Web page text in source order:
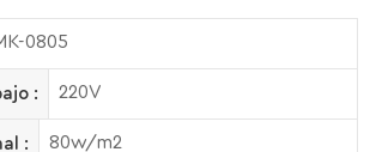
0805
: 220V
: 80w/m2